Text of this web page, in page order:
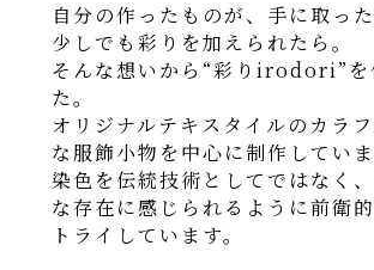
自分の作ったものが、手に取っ
少しでも彩りを加えられたら。
そんな想いから“彩りirodori”を
た。
オリジナルテキスタイルのカラ
な服飾小物を中心に制作していま
染色を伝統技術としてではなく
な存在に感じられるように前衛
トライしています。